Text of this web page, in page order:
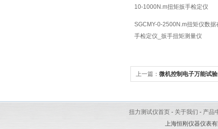
10-1000N.m扭矩扳手检定仪
SGCMY-0-2500N.m扭矩仪数据
手检定仪_扳手扭矩测量仪
上一篇： 微机控制电子万能试
扭力测试仪首页 - 关于我们 - 产品
上海恒刚仪器仪表